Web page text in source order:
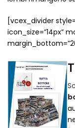
[vcex_divider
icon_size=”14px”